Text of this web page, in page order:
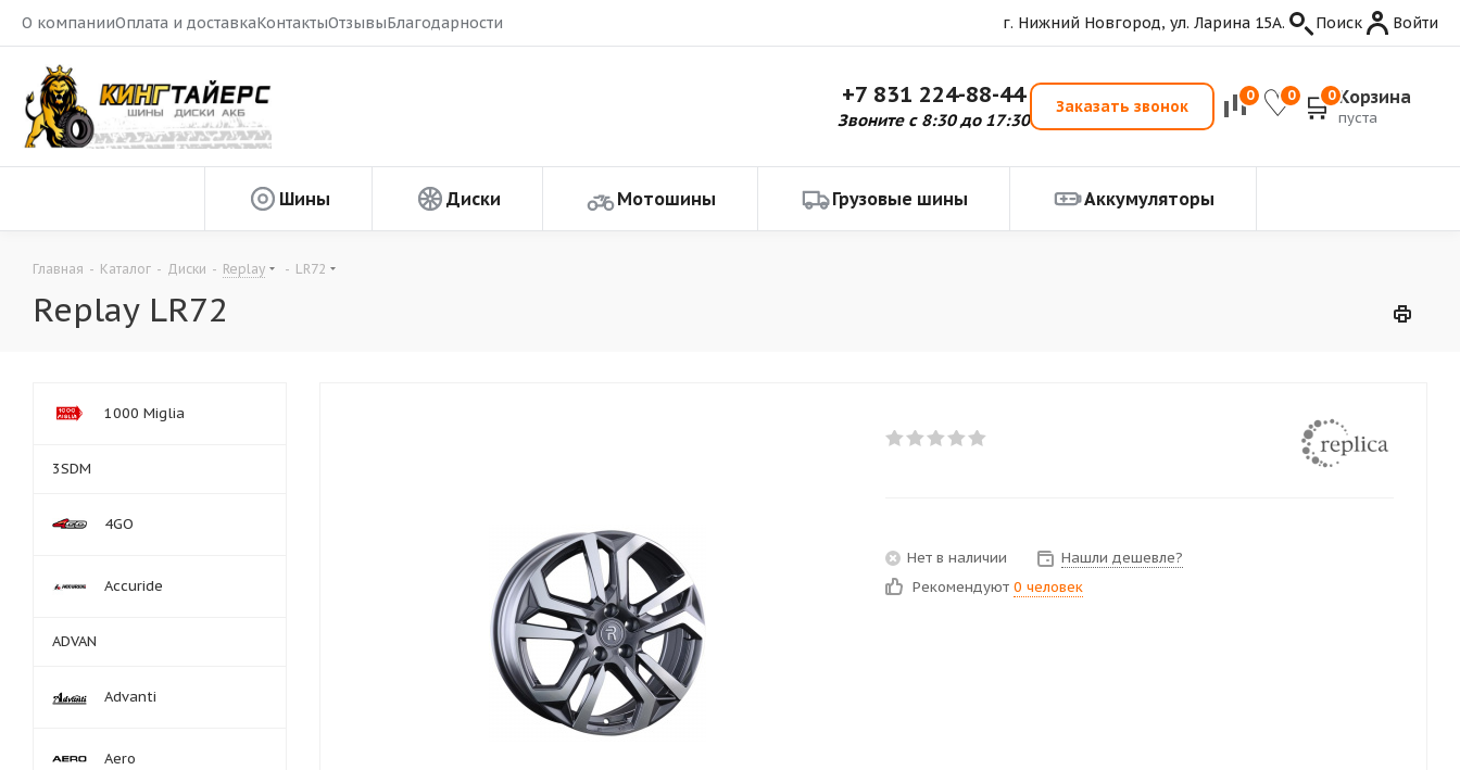
О компанииОплата и доставкаКонтактыОтзывыБлагодарности г. Нижний Новгород, ул. Ларина 15А. Поиск Войти
+7 831 224-88-44
Звоните с 8:30 до 17:30
Заказать звонок
0 0 0 Корзина
пуста
Шины Диски Мотошины Грузовые шины Аккумуляторы
Главная - Каталог - Диски - Replay - LR72
Replay LR72
Нет в наличии
Нашли дешевле?
Рекомендуют 0 человек
1000 Miglia
3SDM
4GO
Accuride
ADVAN
Advanti
Aero